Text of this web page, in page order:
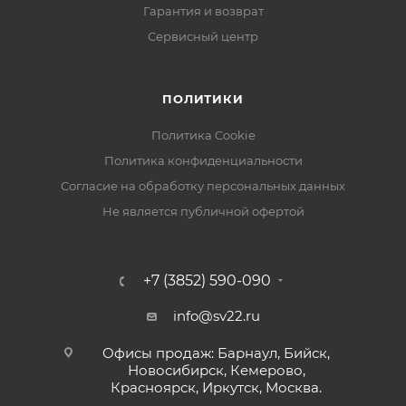
Гарантия и возврат
Сервисный центр
ПОЛИТИКИ
Политика Cookie
Политика конфиденциальности
Согласие на обработку персональных данных
Не является публичной офертой
+7 (3852) 590-090
info@sv22.ru
Офисы продаж: Барнаул, Бийск,
Новосибирск, Кемерово,
Красноярск, Иркутск, Москва.